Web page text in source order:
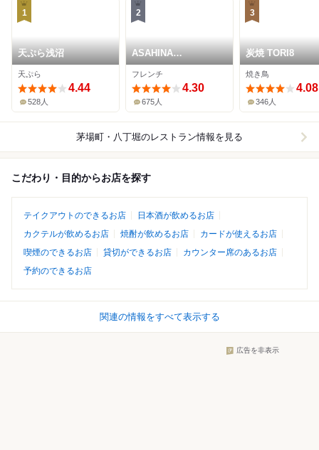
1
天ぷら浅沼
天ぷら
4.44
528人
2
ASAHINA
Gastronome
フレンチ
4.30
675人
3
炭焼 TORI8
焼き鳥
4.08
346人
茅場町・八丁堀のレストラン情報を見る
こだわり・目的からお店を探す
テイクアウトのできるお店
日本酒が飲めるお店
カクテルが飲めるお店
焼酎が飲めるお店
カードが使えるお店
喫煙のできるお店
貸切ができるお店
カウンター席のあるお店
予約のできるお店
関連の情報をすべて表示する
広告を非表示